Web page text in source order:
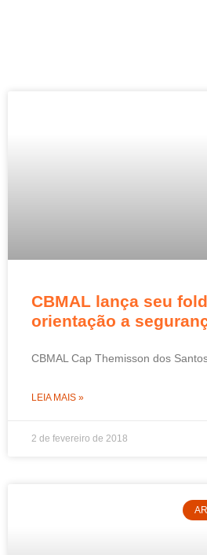
CBMAL lança seu
orientação a
CBMAL Cap Themisson dos
LEIA MAIS »
2 de fevereiro de 2018